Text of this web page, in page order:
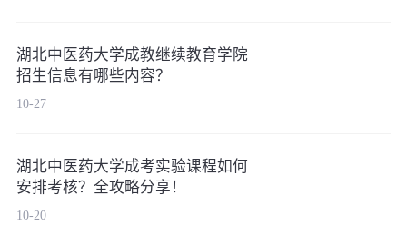
湖北中医药大学成教继续教育学院
招生信息有哪些内容？
10-27
湖北中医药大学成考实验课程如何
安排考核？全攻略分享！
10-20